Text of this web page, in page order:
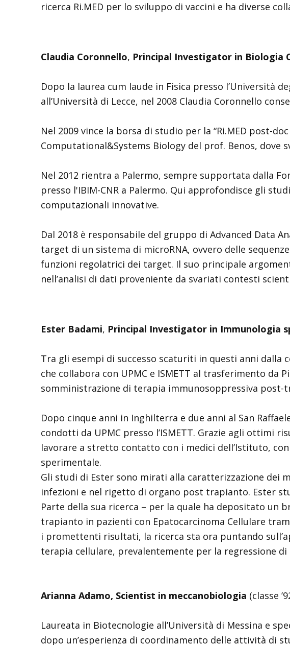
ricerca Ri.MED per lo sviluppo di vaccini e ha diverse
Claudia Coronnello, Principal Investigator in Biologia
Dopo la laurea cum laude in Fisica presso l’Università
all’Università di Lecce, nel 2008 Claudia Coronnello
Nel 2009 vince la borsa di studio per la “Ri.MED post-
Computational&Systems Biology del prof. Benos,
Nel 2012 rientra a Palermo, sempre supportata dalla
presso l'IBIM-CNR a Palermo. Qui approfondisce gli
computazionali innovative.
Dal 2018 è responsabile del gruppo di Advanced Data
target di un sistema di microRNA, ovvero delle
funzioni regolatrici dei target. Il suo principale
nell’analisi di dati proveniente da svariati contesti
Ester Badami, Principal Investigator in Immunologia
Tra gli esempi di successo scaturiti in questi anni dalla
che collabora con UPMC e ISMETT al trasferimento
somministrazione di terapia immunosoppressiva post-
Dopo cinque anni in Inghilterra e due anni al San
condotti da UPMC presso l’ISMETT. Grazie agli ottimi
lavorare a stretto contatto con i medici dell’Istituto,
sperimentale.
Gli studi di Ester sono mirati alla caratterizzazione dei
infezioni e nel rigetto di organo post trapianto. Ester
Parte della sua ricerca – per la quale ha depositato un
trapianto in pazienti con Epatocarcinoma Cellulare
i promettenti risultati, la ricerca sta ora puntando
terapia cellulare, prevalentemente per la regressione
Arianna Adamo, Scientist in meccanobiologia (classe
Laureata in Biotecnologie all’Università di Messina e
dopo un’esperienza di coordinamento delle attività di